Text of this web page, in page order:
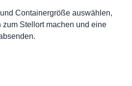
Containergröße auswählen,
zum Stellort machen und eine